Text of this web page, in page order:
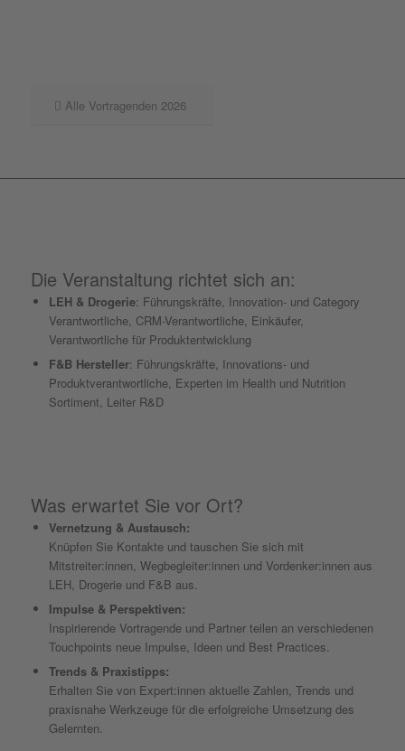
Alle Vortragenden 2026
Die Veranstaltung richtet sich an:
LEH & Drogerie: Führungskräfte, Innovation- und Category
Verantwortliche, CRM-Verantwortliche, Einkäufer,
Verantwortliche für Produktentwicklung
F&B Hersteller: Führungskräfte, Innovations- und
Produktverantwortliche, Experten im Health und Nutrition
Sortiment, Leiter R&D
Was erwartet Sie vor Ort?
Vernetzung & Austausch:
Knüpfen Sie Kontakte und tauschen Sie sich mit
Mitstreiter:innen, Wegbegleiter:innen und Vordenker:innen aus
LEH, Drogerie und F&B aus.
Impulse & Perspektiven:
Inspirierende Vortragende und Partner teilen an verschiedenen
Touchpoints neue Impulse, Ideen und Best Practices.
Trends & Praxistipps:
Erhalten Sie von Expert:innen aktuelle Zahlen, Trends und
praxisnahe Werkzeuge für die erfolgreiche Umsetzung des
Gelernten.